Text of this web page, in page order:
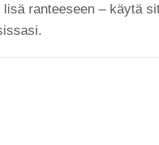
ranteeseen – käytä